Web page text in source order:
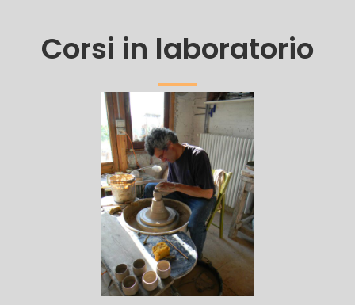
Corsi in laboratorio